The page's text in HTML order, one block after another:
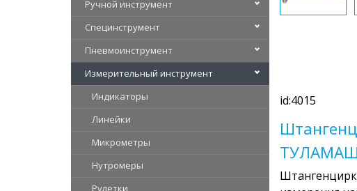
Ручной инструмент
Специнструмент
Пневмоинструмент
Измерительный инструмент
Индикаторы
Линейки
Микрометры
Нутромеры
Рулетки
id:4015
ТУЛАМАШ